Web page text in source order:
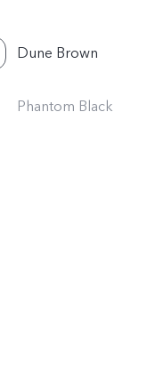
Dune Brown
Phantom Black